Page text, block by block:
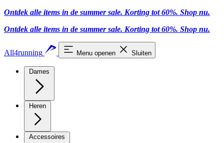
Ontdek alle items in de summer sale. Korting tot 60%. Shop nu.
Ontdek alle items in de summer sale. Korting tot 60%. Shop nu.
All4running Menu openen Sluiten
Dames
Heren
Accessoires